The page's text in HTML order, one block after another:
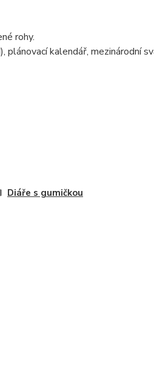
rohy.
kalendář, mezinárodní
Diáře s gumičkou